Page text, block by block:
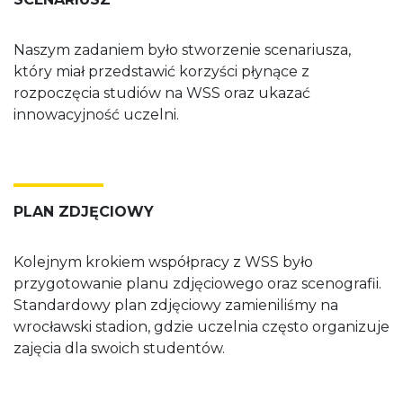
Naszym zadaniem było stworzenie scenariusza,
który miał przedstawić korzyści płynące z
rozpoczęcia studiów na WSS oraz ukazać
innowacyjność uczelni.
PLAN ZDJĘCIOWY
Kolejnym krokiem współpracy z WSS było
przygotowanie planu zdjęciowego oraz scenografii.
Standardowy plan zdjęciowy zamieniliśmy na
wrocławski stadion, gdzie uczelnia często organizuje
zajęcia dla swoich studentów.